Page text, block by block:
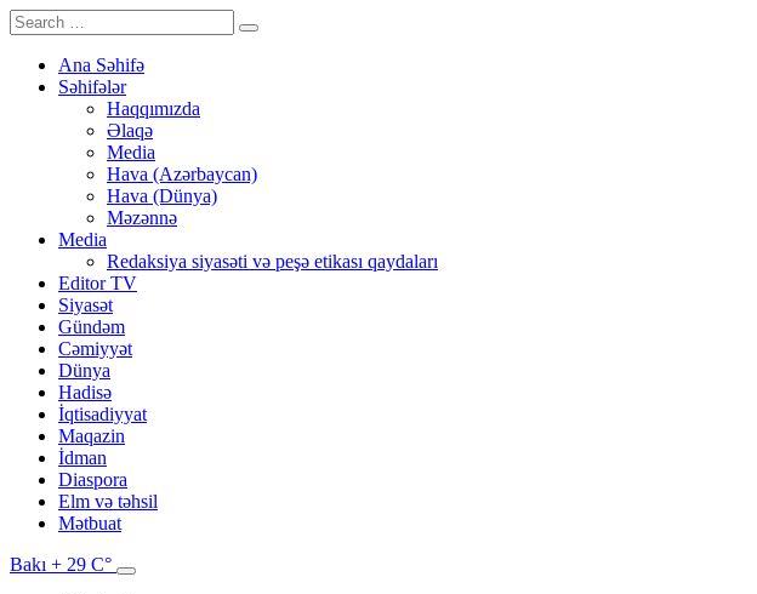
Ana Səhifə
Səhifələr
Haqqımızda
Əlaqə
Media
Hava (Azərbaycan)
Hava (Dünya)
Məzənnə
Media
Redaksiya siyasəti və peşə etikası qaydaları
Editor TV
Siyasət
Gündəm
Cəmiyyət
Dünya
Hadisə
İqtisadiyyat
Maqazin
İdman
Diaspora
Elm və təhsil
Mətbuat
Bakı + 29 C°